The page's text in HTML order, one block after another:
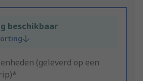
beschikbaar
(geleverd op een